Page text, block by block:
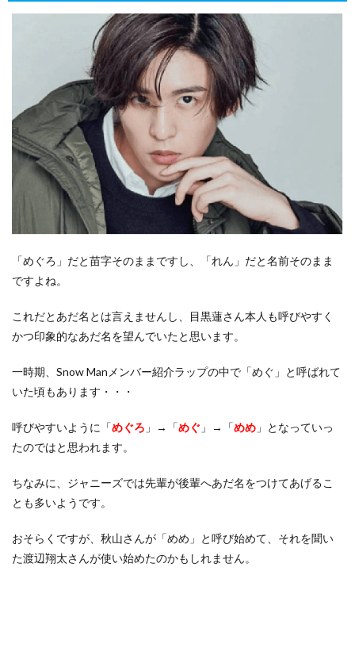
「めぐろ」だと苗字そのままですし、「れん」だと名前そのまま
ですよね。
これだとあだ名とは言えませんし、目黒蓮さん本人も呼びやすく
かつ印象的なあだ名を望んでいたと思います。
一時期、Snow Manメンバー紹介ラップの中で「めぐ」と呼ばれて
いた頃もあります・・・
呼びやすいように「めぐろ 」→「めぐ 」→「めめ 」となっていっ
たのではと思われます。
ちなみに、ジャニーズでは先輩が後輩へあだ名をつけてあげるこ
とも多いようです。
おそらくですが、秋山さんが「めめ」と呼び始めて、それを聞い
た渡辺翔太さんが使い始めたのかもしれません。